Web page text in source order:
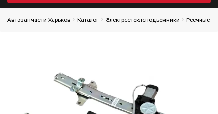
Автозапчасти Харьков Каталог Электростеклоподъемники Реечные